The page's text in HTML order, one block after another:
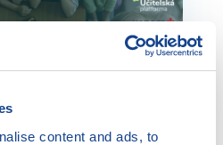
content and ads, to